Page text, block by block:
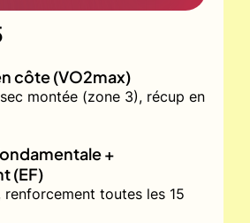
côte (VO2max)
montée (zone 3), récup en
+
(EF)
renforcement toutes les 15